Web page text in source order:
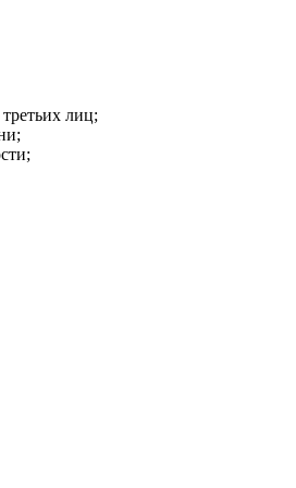
лиц;